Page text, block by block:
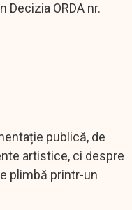
ORDA nr.
publică, de
artistice, ci despre
plimbă printr-un